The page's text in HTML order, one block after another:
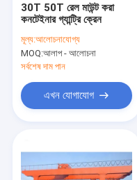
30T 50T রেল মাউন্ট করা
কনটেইনার গ্যান্ট্রি ক্রেন
মূল্য:আলোচনাযোগ্য
MOQ:আলাপ - আলোচনা
সর্বশেষ দাম পান
এখন যোগাযোগ